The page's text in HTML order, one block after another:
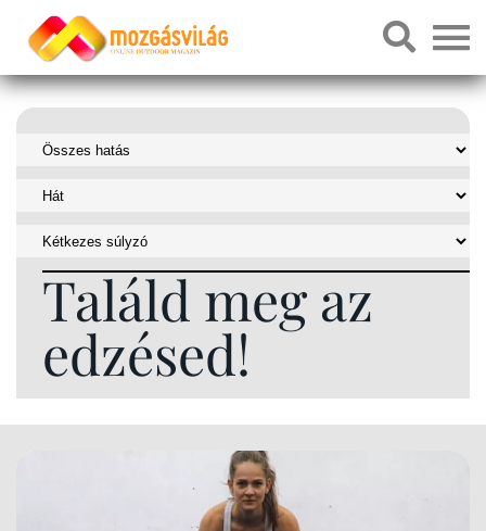
Találd meg az
edzésed!